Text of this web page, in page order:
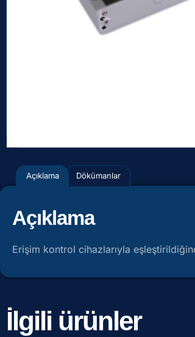
Açıklama Dökümanlar
Açıklama
Erişim kontrol cihazlarıyla
İlgili ürünler